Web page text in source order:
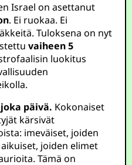
Israel on asettanut
. Ei ruokaa. Ei
Tuloksena on nyt
vaiheen 5
luokitus
päivä. Kokonaiset
kärsivät
imeväiset, joiden
joiden elimet
Tämä on